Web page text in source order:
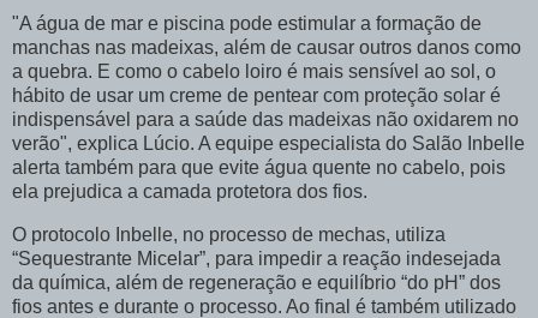
"A água de mar e piscina pode estimular a formação de
manchas nas madeixas, além de causar outros danos como
a quebra. E como o cabelo loiro é mais sensível ao sol, o
hábito de usar um creme de pentear com proteção solar é
indispensável para a saúde das madeixas não oxidarem no
verão", explica Lúcio. A equipe especialista do Salão Inbelle
alerta também para que evite água quente no cabelo, pois
ela prejudica a camada protetora dos fios.
O protocolo Inbelle, no processo de mechas, utiliza
“Sequestrante Micelar”, para impedir a reação indesejada
da química, além de regeneração e equilíbrio “do pH” dos
fios antes e durante o processo. Ao final é também utilizado